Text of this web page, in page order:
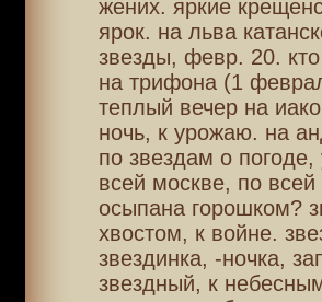
жених. яркие
ярок. на льва
звезды, февр. 20.
на трифона (1
теплый вечер на
ночь, к урожаю. на
по звездам о
всей москве, по
осыпана горошком?
хвостом, к войне.
звездинка, -ночка,
звездный, к